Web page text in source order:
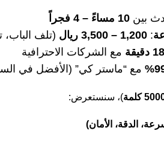
بين 10 مساءً – 4 فجراً
: 1,200 – 3,500 ريال
(تلف الباب،
18 دقيقة
مع الشركات الاحترافية
مع “ماستر كي” (الأفضل في
)، سنستعرض:
الدقة، الأمان)